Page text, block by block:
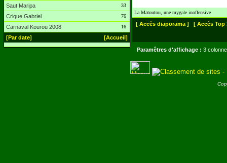
Saut Maripa 33
Crique Gabriel 76
Carnaval Kourou 2008 16
[Par date] [Accueil]
La Matoutou, une mygale inoffensive
[ Accès diaporama ] [ Accès Top
Paramêtres d'affichage : 3